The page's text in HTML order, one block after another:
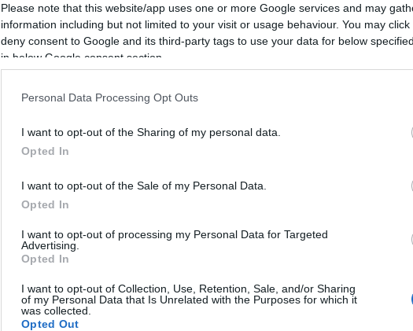
Please note that this website/app uses one or more Google services and may
information including but not limited to your visit or usage behaviour. You may
deny consent to Google and its third-party tags to use your data for below
in below Google consent section.
Personal Data Processing Opt Outs
I want to opt-out of the Sharing of my personal data.
Opted In
I want to opt-out of the Sale of my Personal Data.
Opted In
I want to opt-out of processing my Personal Data for Targeted
Advertising.
Opted In
I want to opt-out of Collection, Use, Retention, Sale, and/or Sharing
of my Personal Data that Is Unrelated with the Purposes for which it
was collected.
Opted Out